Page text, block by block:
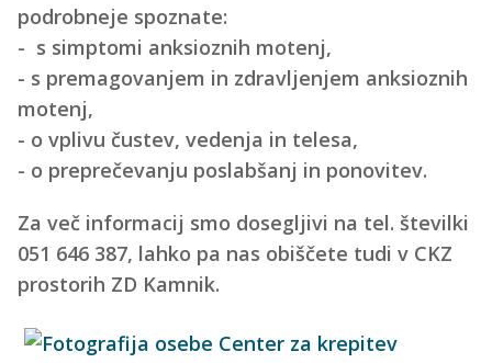
podrobneje spoznate:
- s simptomi anksioznih motenj,
- s premagovanjem in zdravljenjem anksioznih
motenj,
- o vplivu čustev, vedenja in telesa,
- o preprečevanju poslabšanj in ponovitev.
Za več informacij smo dosegljivi na tel. številki
051 646 387, lahko pa nas obiščete tudi v CKZ
prostorih ZD Kamnik.